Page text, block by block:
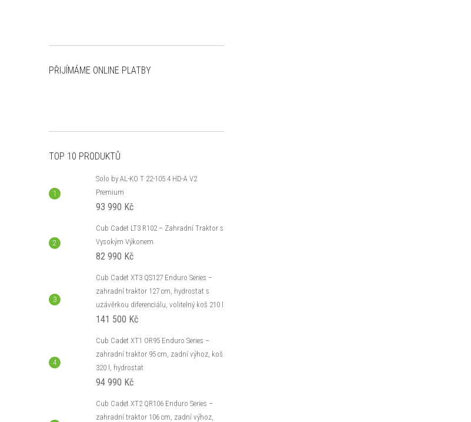
PŘIJÍMÁME ONLINE PLATBY
TOP 10 PRODUKTŮ
Solo by AL-KO T 22-105.4 HD-A V2
Premium
93 990 Kč
Cub Cadet LT3 R102 – Zahradní Traktor s
Vysokým Výkonem
82 990 Kč
Cub Cadet XT3 QS127 Enduro Series –
zahradní traktor 127 cm, hydrostat s
uzávěrkou diferenciálu, volitelný koš 210 l
141 500 Kč
Cub Cadet XT1 OR95 Enduro Series –
zahradní traktor 95 cm, zadní výhoz, koš
320 l, hydrostat
94 990 Kč
Cub Cadet XT2 QR106 Enduro Series –
zahradní traktor 106 cm, zadní výhoz,